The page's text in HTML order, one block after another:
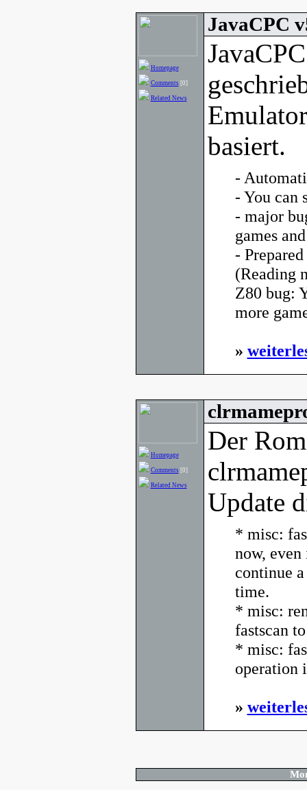
Homepage
Comments [0]
Related News
JavaCPC
basiert.
-
- You can
- major
games
-
(Reading
Z80 bug:
more
»
Homepage
Comments [0]
Related News
Der
Update
* misc:
now,
continue
time.
* misc:
fastscan
* misc:
operation
»